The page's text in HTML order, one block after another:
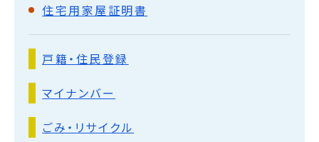
住宅用家屋証明書
戸籍・住民登録
マイナンバー
ごみ・リサイクル